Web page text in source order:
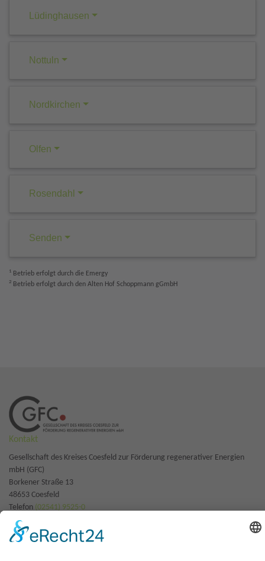
Lüdinghausen
Nottuln
Nordkirchen
Olfen
Rosendahl
Senden
1 Betrieb erfolgt durch die Emergy
2 Betrieb erfolgt durch den Alten Hof Schoppmann gGmbH
Kontakt
Gesellschaft des Kreises Coesfeld zur Förderung regenerativer Energien
mbH (GFC)
Borkener Straße 13
48653 Coesfeld
Telefon (02541) 9525-0
E-Mail
Geschäftszeiten